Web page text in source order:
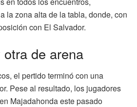
la zona alta de la tabla, donde, con
con El Salvador.
de arena
el pertido terminó con una
Pese al resultado, los jugadores
Majadahonda este pasado